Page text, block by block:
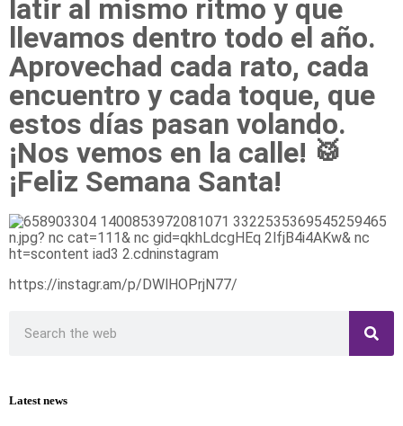
latir al mismo ritmo y que
llevamos dentro todo el año.
Aprovechad cada rato, cada
encuentro y cada toque, que
estos días pasan volando.
¡Nos vemos en la calle! 🥁
¡Feliz Semana Santa!
https://instagr.am/p/DWlHOPrjN77/
Latest news